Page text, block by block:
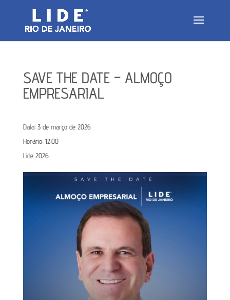
SAVE THE DATE – ALMOÇO
EMPRESARIAL
Data: 3 de março de 2026
Horário: 12:00
Lide 2026